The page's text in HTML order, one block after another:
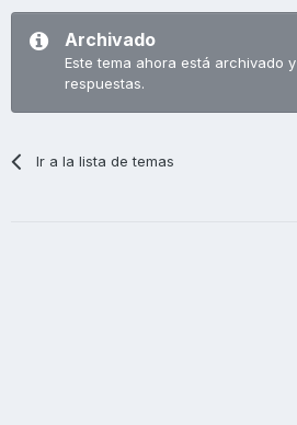
Archivado
Este tema ahora está archivado
respuestas.
Ir a la lista de temas